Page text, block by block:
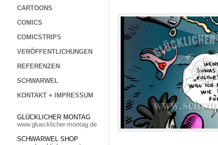
CARTOONS
COMICS
COMICSTRIPS
VERÖFFENTLICHUNGEN
REFERENZEN
SCHWARWEL
KONTAKT + IMPRESSUM
GLÜCKLICHER MONTAG
www.gluecklicher-montag.de
SCHWARWEL SHOP